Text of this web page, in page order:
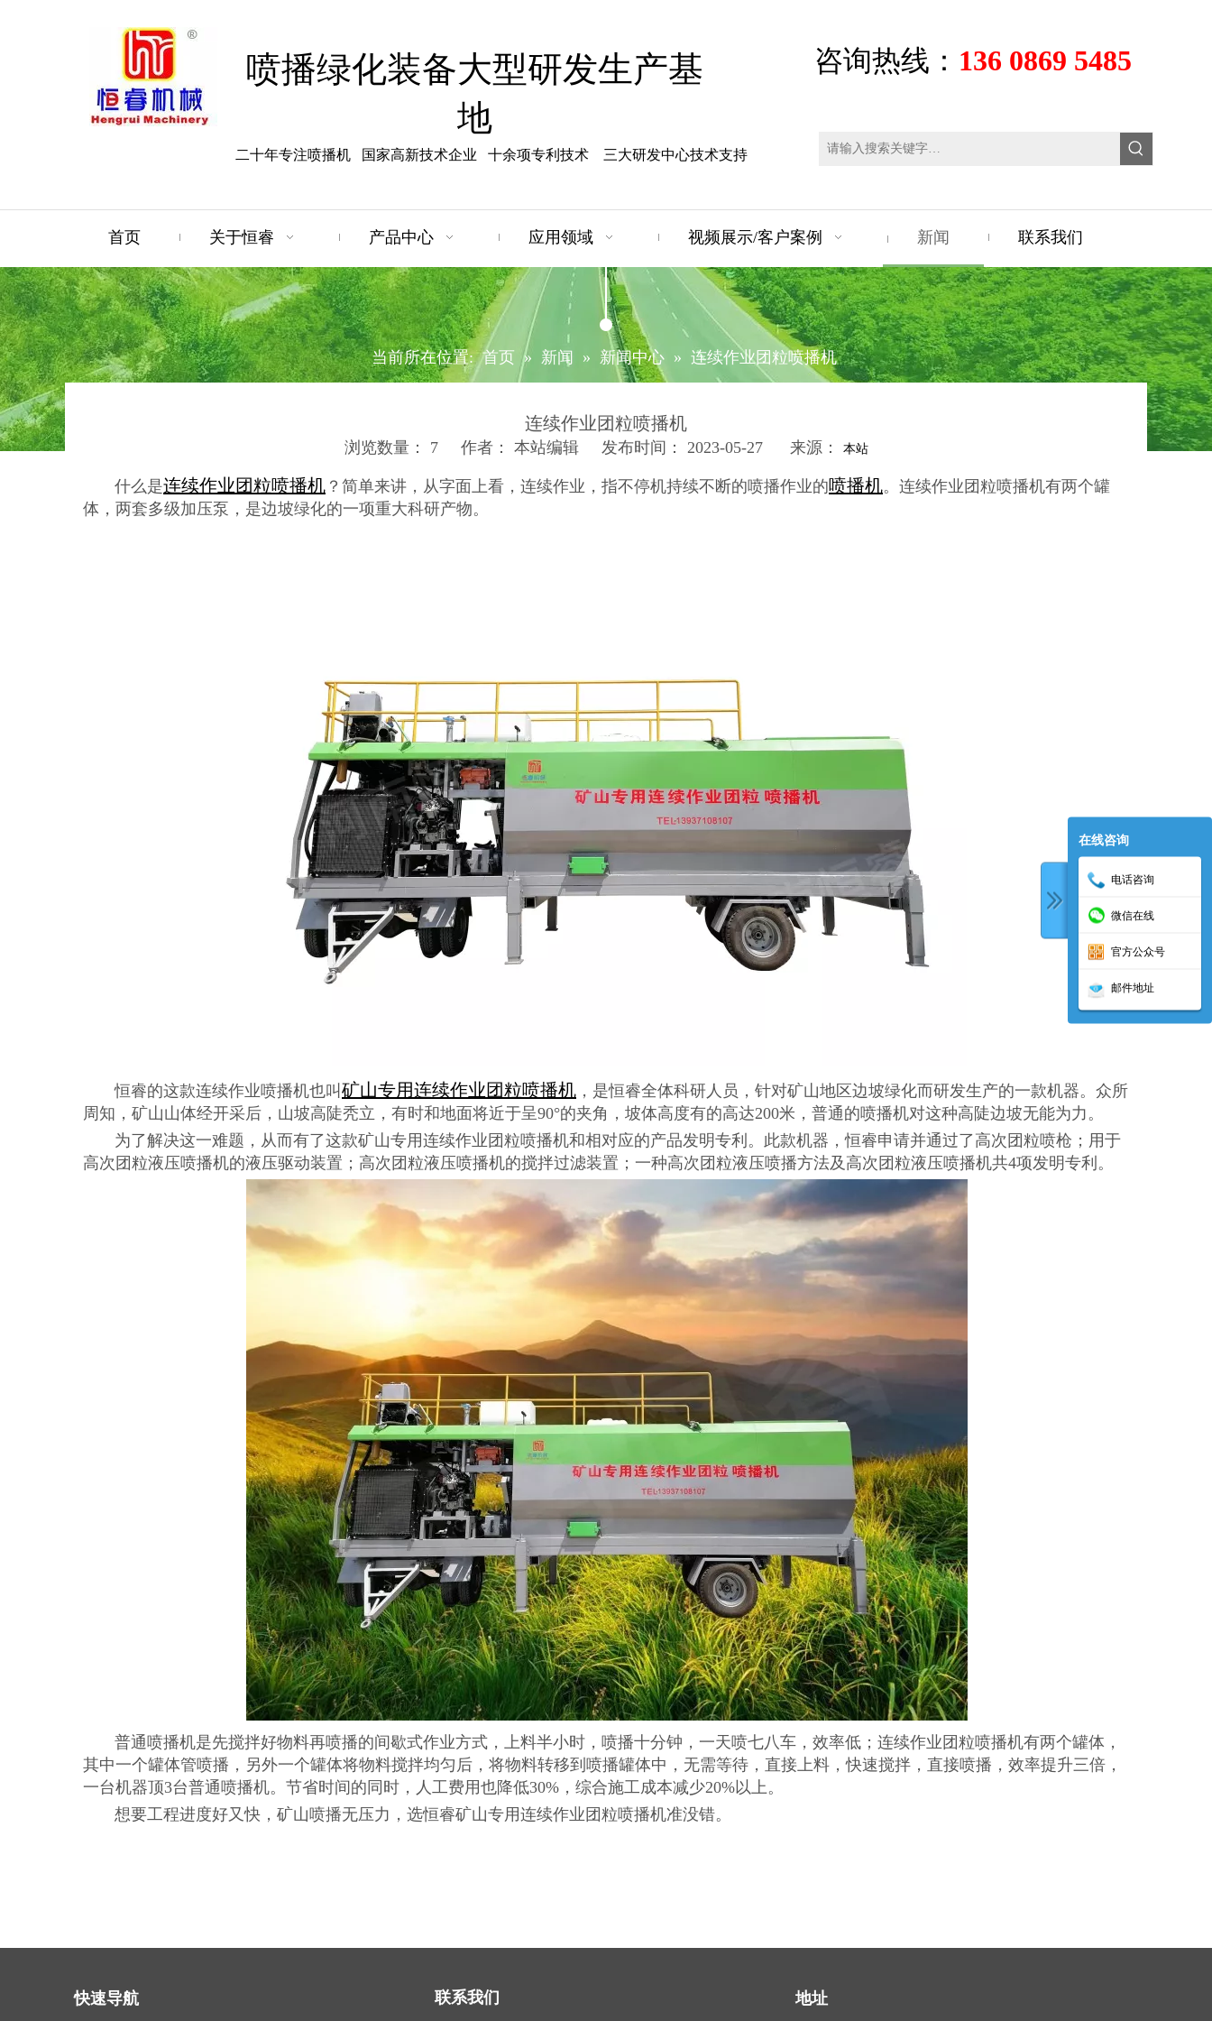
喷播绿化装备大型研发生产基
地
二十年专注喷播机 国家高新技术企业 十余项专利技术 三大研发中心技术支持
咨询热线： 136 0869 5485
首页 关于恒睿 产品中心 应用领域 视频展示/客户案例 新闻 联系我们
当前所在位置: 首页 » 新闻 » 新闻中心 » 连续作业团粒喷播机
连续作业团粒喷播机
浏览数量： 7作者： 本站编辑 发布时间： 2023-05-27 来源： 本站
["wechat","weibo","qzone","douban","email"]
什么是连续作业团粒喷播机 ？简单来讲，从字面上看，连续作业，指不停机持续不断的喷播作业的喷播机。连续作业团粒喷播机有两个罐
体，两套多级加压泵，是边坡绿化的一项重大科研产物。
恒睿的这款连续作业喷播机也叫 矿山专用连续作业团粒喷播机 ，是恒睿全体科研人员，针对矿山地区边坡绿化而研发生产的一款机器。众所
周知，矿山山体经开采后，山坡高陡秃立，有时和地面将近于呈90°的夹角，坡体高度有的高达200米，普通的喷播机对这种高陡边坡无能为力。
为了解决这一难题，从而有了这款矿山专用连续作业团粒喷播机和相对应的产品发明专利。此款机器，恒睿申请并通过了高次团粒喷枪；用于
高次团粒液压喷播机的液压驱动装置；高次团粒液压喷播机的搅拌过滤装置；一种高次团粒液压喷播方法及高次团粒液压喷播机共4项发明专利。
普通喷播机是先搅拌好物料再喷播的间歇式作业方式，上料半小时，喷播十分钟，一天喷七八车，效率低；连续作业团粒喷播机有两个罐体，
其中一个罐体管喷播，另外一个罐体将物料搅拌均匀后，将物料转移到喷播罐体中，无需等待，直接上料，快速搅拌，直接喷播，效率提升三倍，
一台机器顶3台普通喷播机。节省时间的同时，人工费用也降低30%，综合施工成本减少20%以上。
想要工程进度好又快，矿山喷播无压力，选恒睿矿山专用连续作业团粒喷播机准没错。
快速导航 联系我们 地址
在线咨询
电话咨询
微信在线
官方公众号
邮件地址